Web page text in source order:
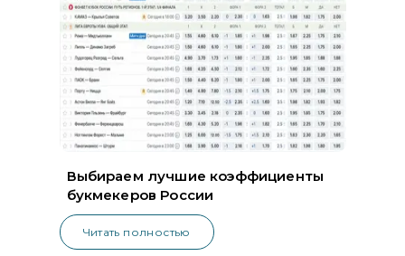
Выбираем лучшие коэффициенты
букмекеров России
Читать полностью